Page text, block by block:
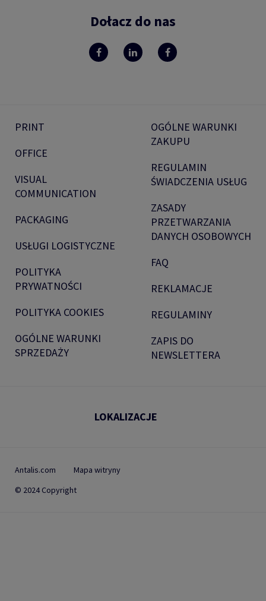
Dołacz do nas
PRINT
OFFICE
VISUAL
COMMUNICATION
PACKAGING
USŁUGI LOGISTYCZNE
POLITYKA
PRYWATNOŚCI
POLITYKA COOKIES
OGÓLNE WARUNKI
SPRZEDAŻY
OGÓLNE WARUNKI
ZAKUPU
REGULAMIN
ŚWIADCZENIA USŁUG
ZASADY
PRZETWARZANIA
DANYCH OSOBOWYCH
FAQ
REKLAMACJE
REGULAMINY
ZAPIS DO
NEWSLETTERA
LOKALIZACJE
Antalis.com
Mapa witryny
© 2024 Copyright